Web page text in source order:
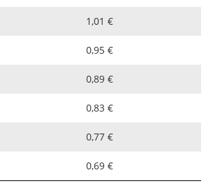
1,01 €
0,95 €
0,89 €
0,83 €
0,77 €
0,69 €